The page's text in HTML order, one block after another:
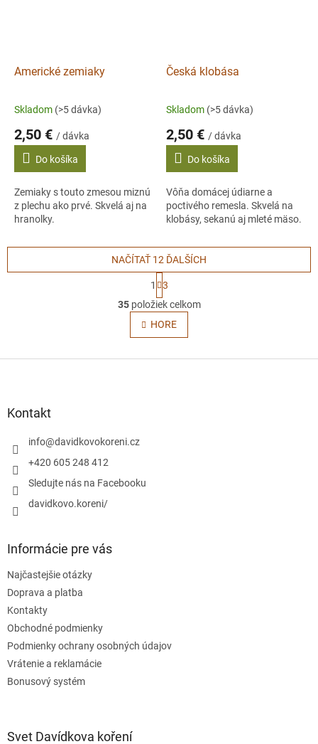
Americké zemiaky
Skladom (>5 dávka)
2,50 € / dávka
Do košíka
Zemiaky s touto zmesou miznú
z plechu ako prvé. Skvelá aj na
hranolky.
Česká klobása
Skladom (>5 dávka)
2,50 € / dávka
Do košíka
Vôňa domácej údiarne a
poctivého remesla. Skvelá na
klobásy, sekanú aj mleté mäso.
O
v
l
á
NAČÍTAŤ 12 ĎALŠÍCH
t
r
á
n
k
v
1
3
35položiek celkom
HORE
Kontakt
info@davidkovokoreni.cz
+420 605 248 412
Sledujte nás na Facebooku
davidkovo.koreni/
Informácie pre vás
Najčastejšie otázky
Doprava a platba
Kontakty
Obchodné podmienky
Podmienky ochrany osobných údajov
Vrátenie a reklamácie
Bonusový systém
Svet Davídkova koření